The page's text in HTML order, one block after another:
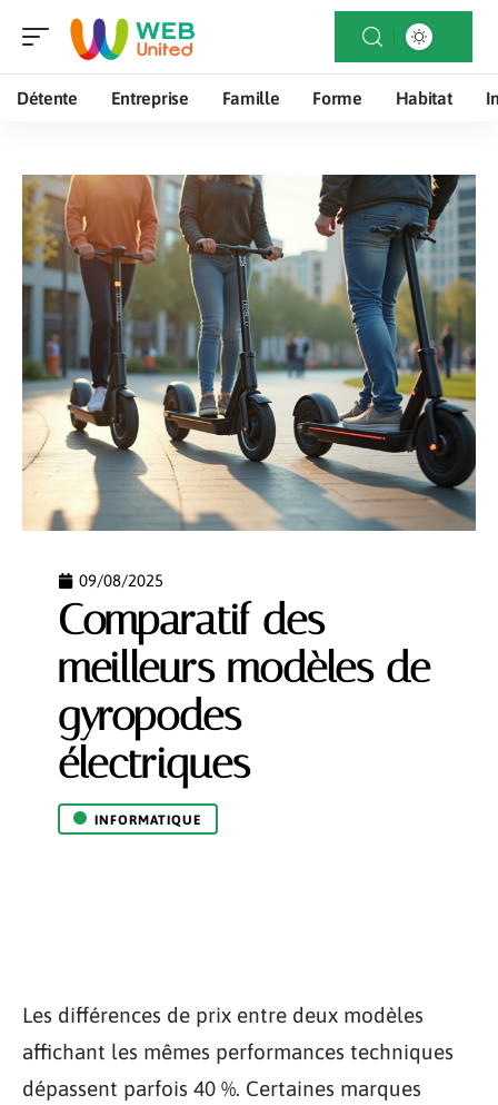
Détente Entreprise Famille Forme Habitat
09/08/2025
Comparatif des
meilleurs modèles de
gyropodes
électriques
INFORMATIQUE
Les différences de prix entre deux modèles
affichant les mêmes performances techniques
dépassent parfois 40 %. Certaines marques